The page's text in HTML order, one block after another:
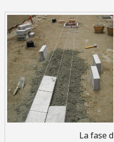
La fase